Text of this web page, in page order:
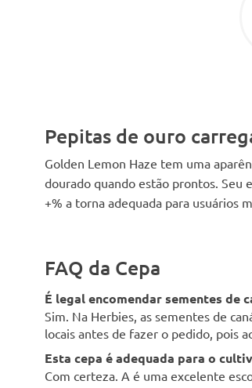
Pepitas de ouro
Golden Lemon Haze tem uma
dourado quando estão prontos. Seu
+% a torna adequada para usuários
FAQ da Cepa
É legal encomendar sementes de
Sim. Na Herbies, as sementes de
locais antes de fazer o pedido, pois
Esta cepa é adequada para o
Com certeza. A é uma excelente